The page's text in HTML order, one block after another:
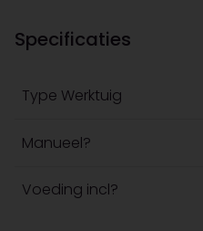
Specificaties
Type Werktuig
Manueel?
Voeding incl?